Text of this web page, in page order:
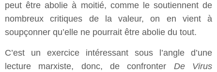
peut être abolie à moitié, comme le soutiennent de
nombreux critiques de la valeur, on en vient à
soupçonner qu’elle ne pourrait être abolie du tout.
C’est un exercice intéressant sous l’angle d’une
lecture marxiste, donc, de confronter De Virus